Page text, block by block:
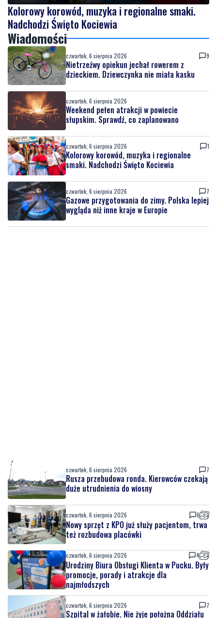
Kolorowy korowód, muzyka i regionalne smaki.
Nadchodzi Święto Kociewia
Wiadomości
czwartek, 6 sierpnia 2026 9
Nietrzeźwy opiekun jechał rowerem z
dzieckiem. Dziewczynka nie miała kasku
czwartek, 6 sierpnia 2026
Weekend pełen atrakcji w powiecie
słupskim. Sprawdź, co zaplanowano
czwartek, 6 sierpnia 2026 1
Kolorowy korowód, muzyka i regionalne
smaki. Nadchodzi Święto Kociewia
czwartek, 6 sierpnia 2026 7
Gazowe przygotowania do zimy. Polska lepiej
wygląda niż inne kraje w Europie
czwartek, 6 sierpnia 2026 7
Rusza przebudowa ronda. Kierowców czekają
duże utrudnienia do wiosny
czwartek, 6 sierpnia 2026 6
Nowy sprzęt z KPO już służy pacjentom, trwa
też rozbudowa placówki
czwartek, 6 sierpnia 2026 4
Urodziny Biura Obsługi Klienta w Pucku. Były
promocje, porady i atrakcje dla
najmłodszych
czwartek, 6 sierpnia 2026 7
Szpital w żałobie. Nie żyje położna Oddziału